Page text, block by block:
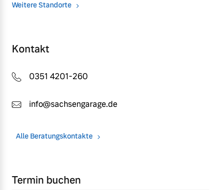
Weitere Standorte
Kontakt
0351 4201-260
info@sachsengarage.de
Alle Beratungskontakte
Termin buchen